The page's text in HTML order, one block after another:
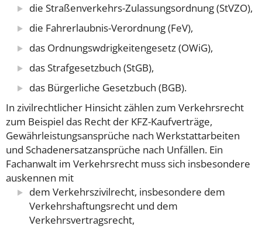
die Straßenverkehrs-Zulassungsordnung (StVZO),
die Fahrerlaubnis-Verordnung (FeV),
das Ordnungswdrigkeitengesetz (OWiG),
das Strafgesetzbuch (StGB),
das Bürgerliche Gesetzbuch (BGB).
In zivilrechtlicher Hinsicht zählen zum Verkehrsrecht
zum Beispiel das Recht der KFZ-Kaufverträge,
Gewährleistungsansprüche nach Werkstattarbeiten
und Schadenersatzansprüche nach Unfällen. Ein
Fachanwalt im Verkehrsrecht muss sich insbesondere
auskennen mit
dem Verkehrszivilrecht, insbesondere dem
Verkehrshaftungsrecht und dem
Verkehrsvertragsrecht,